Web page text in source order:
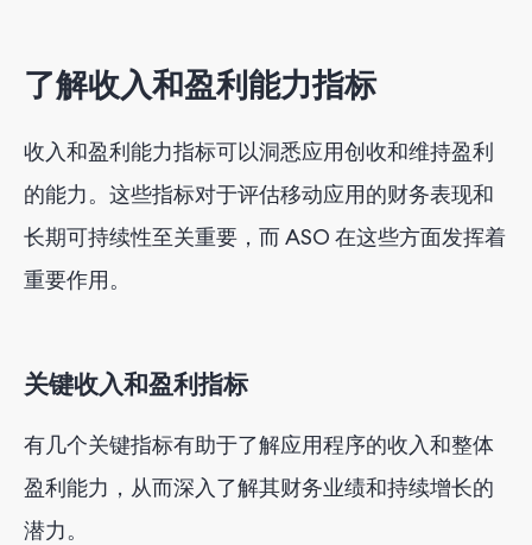
了解收入和盈利能力指标
收入和盈利能力指标可以洞悉应用创收和维持盈利
的能力。这些指标对于评估移动应用的财务表现和
长期可持续性至关重要，而 ASO 在这些方面发挥着
重要作用。
关键收入和盈利指标
有几个关键指标有助于了解应用程序的收入和整体
盈利能力，从而深入了解其财务业绩和持续增长的
潜力。